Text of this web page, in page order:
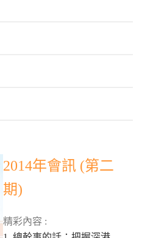
2014年會訊 (第二
期)
精彩內容 :